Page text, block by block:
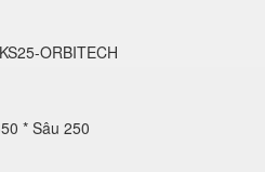
* Sâu 250